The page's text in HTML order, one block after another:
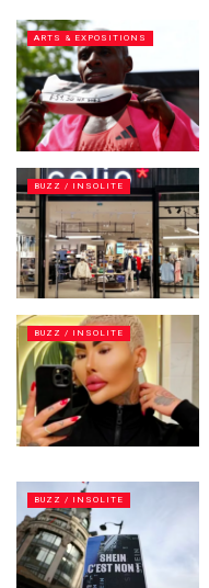
ARTS & EXPOSITIONS
BUZZ / INSOLITE
BUZZ / INSOLITE
BUZZ / INSOLITE